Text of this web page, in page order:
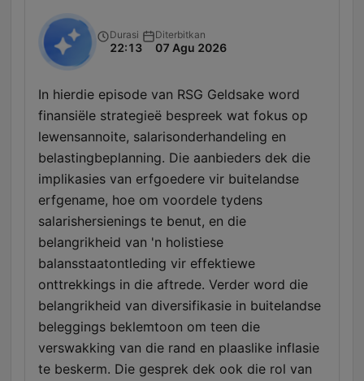
Durasi
22:13
Diterbitkan
07 Agu 2026
In hierdie episode van RSG Geldsake word
finansiële strategieë bespreek wat fokus op
lewensannoite, salarisonderhandeling en
belastingbeplanning. Die aanbieders dek die
implikasies van erfgoedere vir buitelandse
erfgename, hoe om voordele tydens
salarishersienings te benut, en die
belangrikheid van 'n holistiese
balansstaatontleding vir effektiewe
onttrekkings in die aftrede. Verder word die
belangrikheid van diversifikasie in buitelandse
beleggings beklemtoon om teen die
verswakking van die rand en plaaslike inflasie
te beskerm. Die gesprek dek ook die rol van